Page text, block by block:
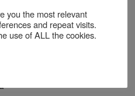
aceea, spitalul
unui stil de viață
Star
you the most relevant
and repeat visits.
use of ALL the cookies.